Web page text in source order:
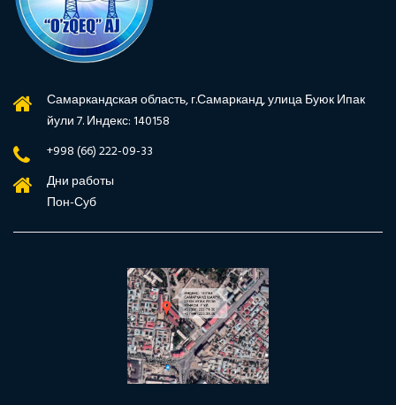
Самаркандская область, г.Самарканд, улица Буюк Ипак
йули 7. Индекс: 140158
+998 (66) 222-09-33
Дни работы
Пон-Суб